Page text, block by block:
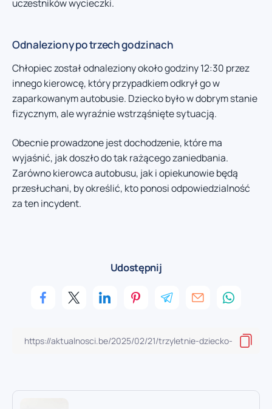
uczestników wycieczki.
Odnaleziony po trzech godzinach
Chłopiec został odnaleziony około godziny 12:30 przez
innego kierowcę, który przypadkiem odkrył go w
zaparkowanym autobusie. Dziecko było w dobrym stanie
fizycznym, ale wyraźnie wstrząśnięte sytuacją.
Obecnie prowadzone jest dochodzenie, które ma
wyjaśnić, jak doszło do tak rażącego zaniedbania.
Zarówno kierowca autobusu, jak i opiekunowie będą
przesłuchani, by określić, kto ponosi odpowiedzialność
za ten incydent.
Udostępnij